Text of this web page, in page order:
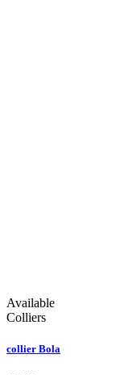
Available
Colliers
collier Bola